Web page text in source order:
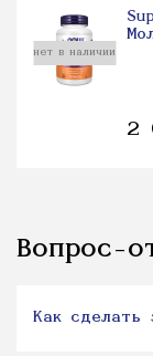
нет в наличии
2
Вопрос-
Как сделать